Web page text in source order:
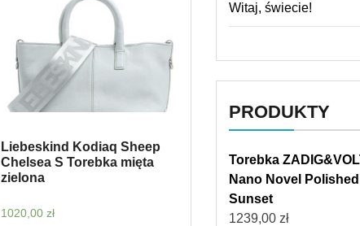
Liebeskind Kodiaq Sheep
Chelsea S Torebka mięta
zielona
1020,00zł
Witaj, świecie!
PRODUKTY
Torebka
Nano Novel
Sunset
1239,00 zł